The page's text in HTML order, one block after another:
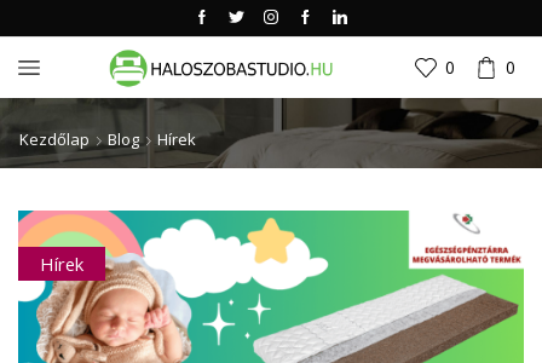
0 0
Kezdőlap Blog Hírek
Hírek